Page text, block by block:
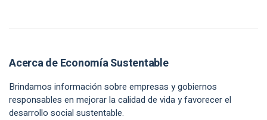
Acerca de Economía Sustentable
Brindamos información sobre empresas y gobiernos
responsables en mejorar la calidad de vida y favorecer el
desarrollo social sustentable.